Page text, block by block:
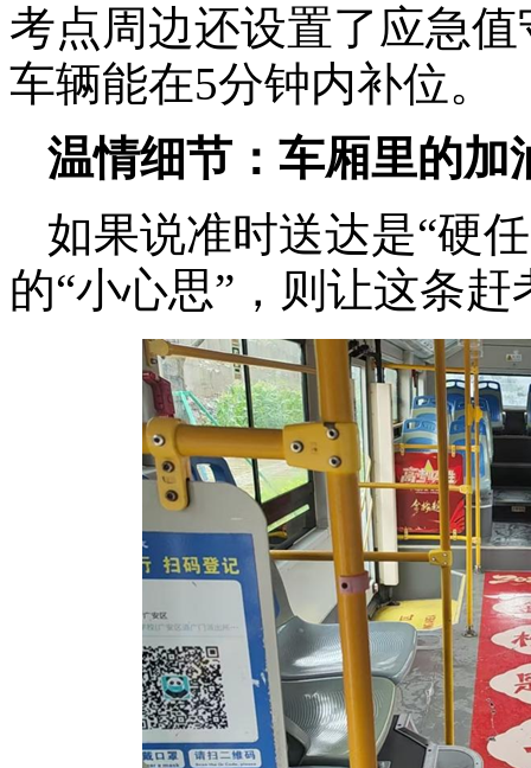
考点周边还设置了应急
车辆能在5分钟内补位。
温情细节：车厢里的加
如果说准时送达是“硬
的“小心思”，则让这条